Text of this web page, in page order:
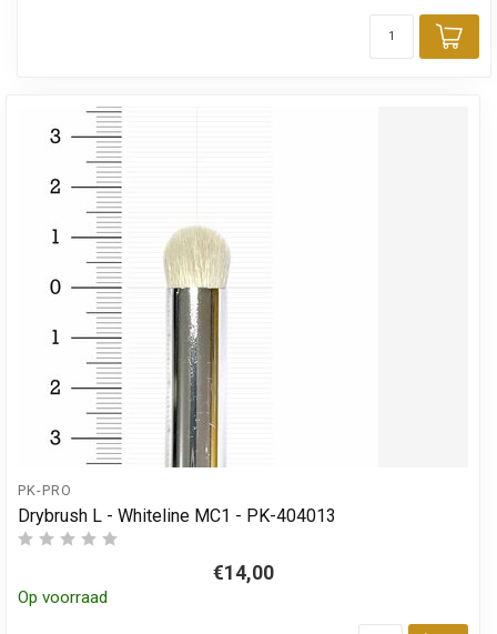
PK-PRO
Drybrush L - Whiteline MC1 - PK-404013
€14,00
Op voorraad